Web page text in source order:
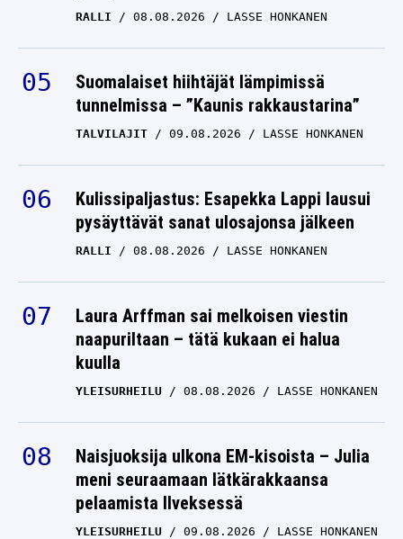
PATRIK LAINE
14.07.2026
RALLI 08.08.2026 LASSE HONKANEN
Suomalaiset hiihtäjät lämpimissä
tunnelmissa – ”Kaunis rakkaustarina”
TALVILAJIT 09.08.2026 LASSE HONKANEN
Kulissipaljastus: Esapekka Lappi lausui
pysäyttävät sanat ulosajonsa jälkeen
RALLI 08.08.2026 LASSE HONKANEN
Laura Arffman sai melkoisen viestin
naapuriltaan – tätä kukaan ei halua
kuulla
YLEISURHEILU 08.08.2026 LASSE HONKANEN
Naisjuoksija ulkona EM-kisoista – Julia
meni seuraamaan lätkärakkaansa
pelaamista Ilveksessä
YLEISURHEILU 09.08.2026 LASSE HONKANEN